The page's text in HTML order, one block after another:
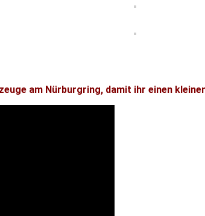
am Nürburgring, damit ihr einen